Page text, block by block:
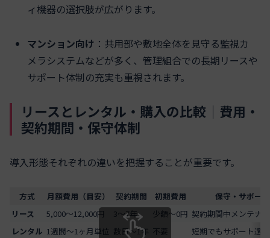
ィ機器の選択肢が広がります。
マンション向け ：共用部や敷地全体を見守る監視カ
メラシステムなどが多く、管理組合での長期リースや
サポート体制の充実も重視されます。
リースとレンタル・購入の比較｜費用・
契約期間・保守体制
導入形態それぞれの違いを把握することが重要です。
方式 月額費用（目安） 契約期間 初期費用
保守・サポート
リース
5,000〜12,000円 3〜7年 少額〜0円 契約期間中メンテナ
レンタル 1週間〜1ヶ月単位 数日〜1年 不要
短期でもサポート適